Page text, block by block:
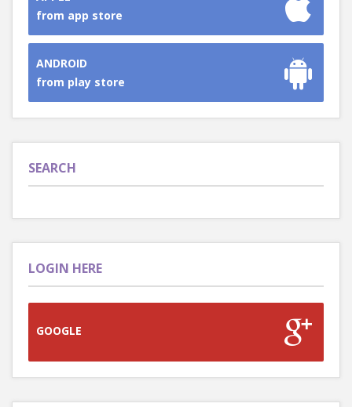
from app store
ANDROID
from play store
SEARCH
LOGIN HERE
GOOGLE